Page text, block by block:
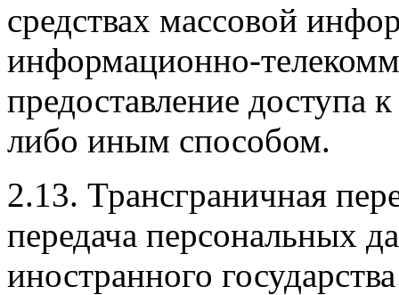
средствах массовой
информационно-
предоставление
либо иным способом.
2.13. Трансграничная
передача персональных
иностранного